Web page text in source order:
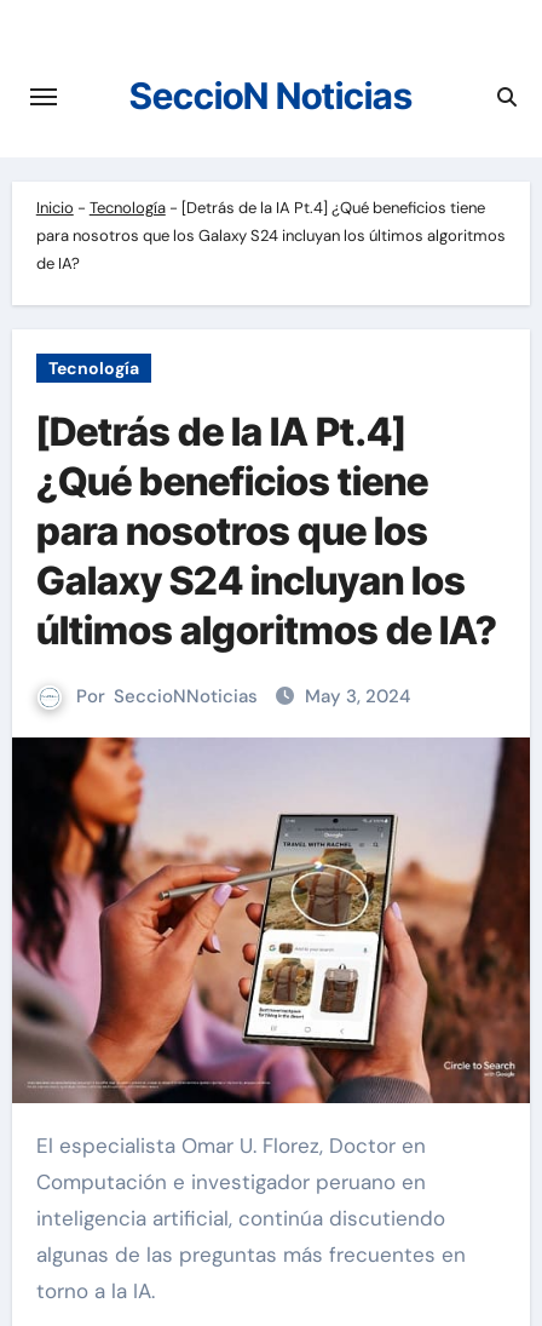
contenido
SeccioN Noticias
Inicio - Tecnología- [Detrás de la IA Pt.4] ¿Qué beneficios tiene
para nosotros que los Galaxy S24 incluyan los últimos algoritmos
de IA?
Tecnología
[Detrás de la IA Pt.4]
¿Qué beneficios tiene
para nosotros que los
Galaxy S24 incluyan los
últimos algoritmos de IA?
Por SeccioNNoticias May 3, 2024
El especialista Omar U. Florez, Doctor en
Computación e investigador peruano en
inteligencia artificial, continúa discutiendo
algunas de las preguntas más frecuentes en
torno a la IA.